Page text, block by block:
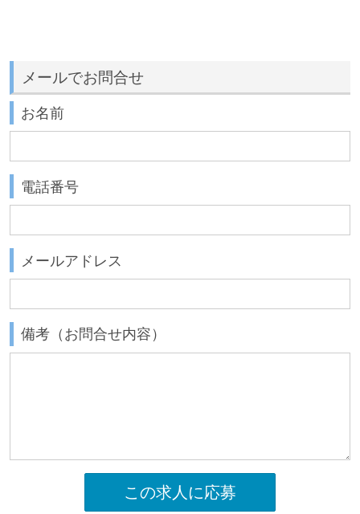
メールでお問合せ
お名前
電話番号
メールアドレス
備考（お問合せ内容）
この求人に応募